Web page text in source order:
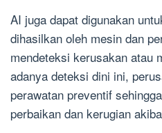
AI juga dapat digunakan
dihasilkan oleh mesin dan
mendeteksi kerusakan atau
adanya deteksi dini ini,
perawatan preventif
perbaikan dan kerugian